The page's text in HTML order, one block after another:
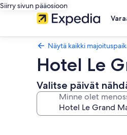
Siirry sivun pääosioon
Näytä kaikki
Hotel Le
Valitse päivät
Minne olet